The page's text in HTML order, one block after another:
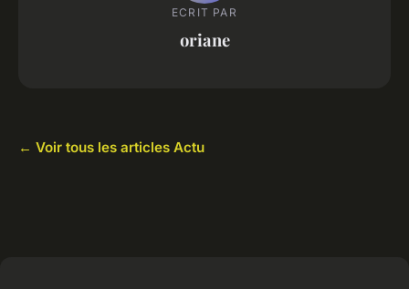
ECRIT PAR
oriane
← Voir tous les articles Actu